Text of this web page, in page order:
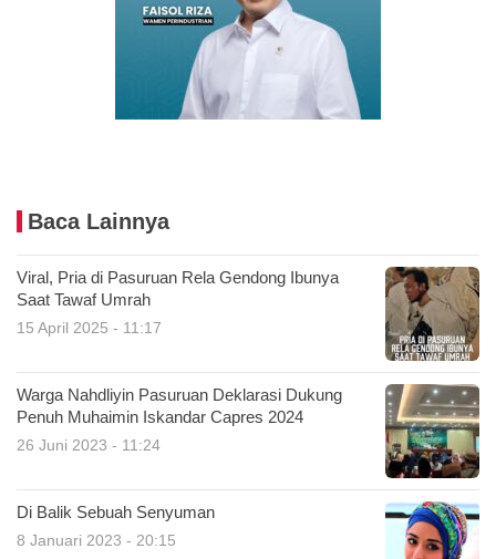
Baca Lainnya
Viral, Pria di Pasuruan Rela Gendong Ibunya
Saat Tawaf Umrah
15 April 2025 - 11:17
Warga Nahdliyin Pasuruan Deklarasi Dukung
Penuh Muhaimin Iskandar Capres 2024
26 Juni 2023 - 11:24
Di Balik Sebuah Senyuman
8 Januari 2023 - 20:15